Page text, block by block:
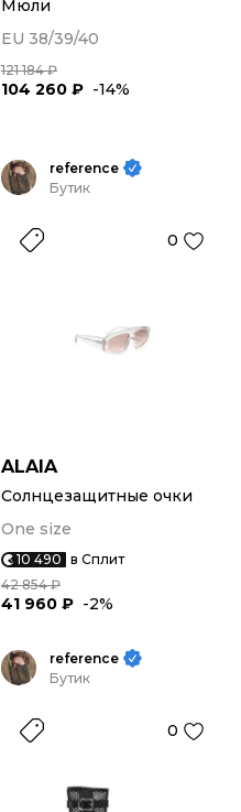
Мюли
EU 38/39/40
121 184 ₽
104 260 ₽ -14%
reference
Бутик
0
ALAIA
Солнцезащитные очки
One size
10 490 в Сплит
42 854 ₽
41 960 ₽ -2%
reference
Бутик
0